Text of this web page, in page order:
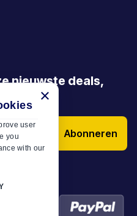
nieuwste deals,
Abonneren
×
user
you
with our